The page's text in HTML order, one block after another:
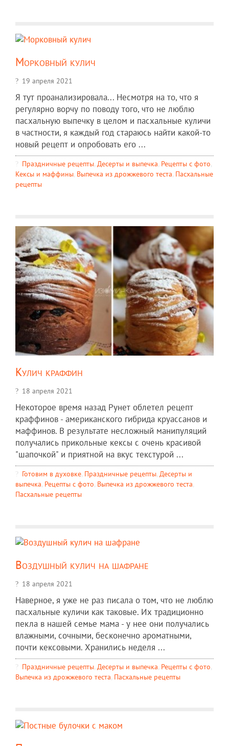
Морковный кулич
19 апреля 2021
Я тут проанализировала... Несмотря на то, что я
регулярно ворчу по поводу того, что не люблю
пасхальную выпечку в целом и пасхальные куличи
в частности, я каждый год стараюсь найти какой-то
новый рецепт и опробовать его ...
Праздничные рецепты, Десерты и выпечка, Рецепты c фото,
Кексы и маффины, Выпечка из дрожжевого теста, Пасхальные
рецепты
Кулич краффин
18 апреля 2021
Некоторое время назад Рунет облетел рецепт
краффинов - американского гибрида круассанов и
маффинов. В результате несложный манипуляций
получались прикольные кексы с очень красивой
"шапочкой" и приятной на вкус текстурой ...
Готовим в духовке, Праздничные рецепты, Десерты и
выпечка, Рецепты c фото, Выпечка из дрожжевого теста,
Пасхальные рецепты
Воздушный кулич на шафране
18 апреля 2021
Наверное, я уже не раз писала о том, что не люблю
пасхальные куличи как таковые. Их традиционно
пекла в нашей семье мама - у нее они получались
влажными, сочными, бесконечно ароматными,
почти кексовыми. Хранились неделя ...
Праздничные рецепты, Десерты и выпечка, Рецепты c фото,
Выпечка из дрожжевого теста, Пасхальные рецепты